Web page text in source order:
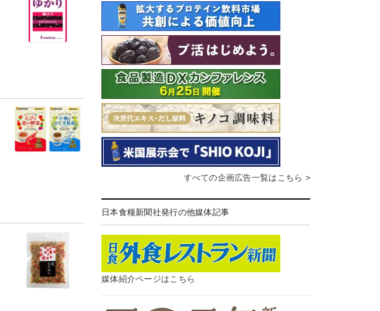
すべての企画広告一覧はこちら >
日本食糧新聞社発行の他媒体記事
媒体紹介ページはこちら